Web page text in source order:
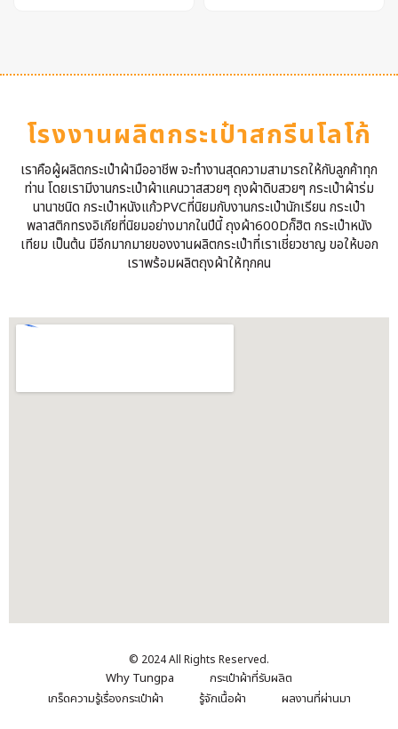
โรงงานผลิตกระเป๋าสกรีนโลโก้
เราคือผู้ผลิตกระเป๋าผ้ามืออาชีพ จะทำงานสุดความสามารถให้กับลูกค้าทุก
ท่าน โดยเรามีงานกระเป๋าผ้าแคนวาสสวยๆ ถุงผ้าดิบสวยๆ กระเป๋าผ้าร่ม
นานาชนิด กระเป๋าหนังแก้วPVCที่นิยมกับงานกระเป๋านักเรียน กระเป๋า
พลาสติกทรงอิเกียที่นิยมอย่างมากในปีนี้ ถุงผ้า600Dก็ฮิต กระเป๋าหนัง
เทียม เป็นต้น มีอีกมากมายของงานผลิตกระเป๋าที่เราเชี่ยวชาญ ขอให้บอก
เราพร้อมผลิตถุงผ้าให้ทุกคน
© 2024 All Rights Reserved.
Why Tungpa
กระเป๋าผ้าที่รับผลิต
เกร็ดความรู้เรื่องกระเป๋าผ้า
รู้จักเนื้อผ้า ผลงานที่ผ่านมา